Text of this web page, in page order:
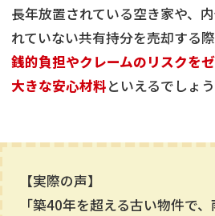
長年放置されている空き家や、
れていない共有持分を売却する際
銭的負担やクレームのリスクを
大きな安心材料といえるでしょう
【実際の声】
「築40年を超える古い物件で